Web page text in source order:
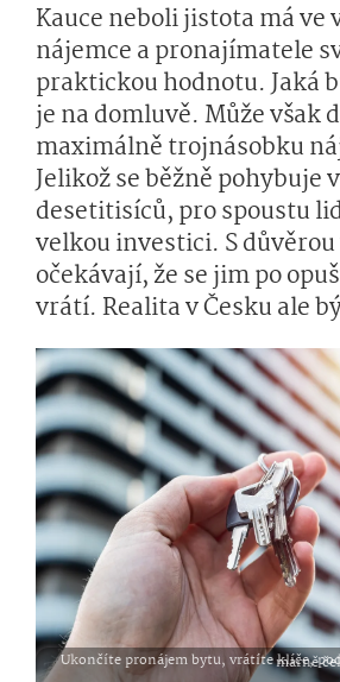
Kauce neboli jistota má ve
nájemce a pronajímatele
praktickou hodnotu. Jaká
je na domluvě. Může však
maximálně trojnásobku
Jelikož se běžně pohybuje
desetitisíců, pro spoustu
velkou investici. S
očekávají, že se jim po
vrátí. Realita v Česku ale
Ukončíte pronájem bytu,